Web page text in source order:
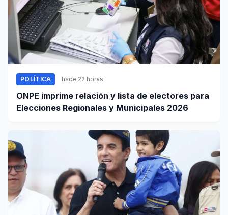
POLÍTICA hace 22 horas
ONPE imprime relación y lista de electores para
Elecciones Regionales y Municipales 2026